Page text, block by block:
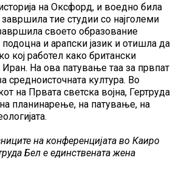
на Оксфорд, и воедно била
тие студии со најголеми
своето образование
подоцна и арапски јазик и отишла да
кој работел како британски
На ова патување таа за првпат
средноисточната култура. Во
на Првата светска војна, Гертруда
планинарење, на патување, на
на конференцијата во Каиро
Бел е единствената жена